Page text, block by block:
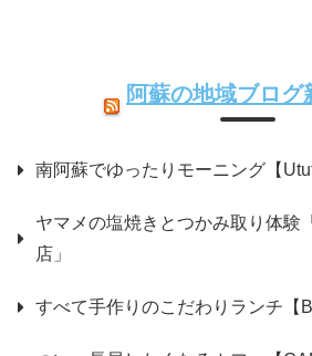
阿蘇の地域ブログ
南阿蘇でゆったりモーニング【
ヤマメの塩焼きとつかみ取り体験
店」
すべて手作りのこだわりランチ【